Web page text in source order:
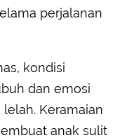
perjalanan
kondisi
dan emosi
Keramaian
anak sulit